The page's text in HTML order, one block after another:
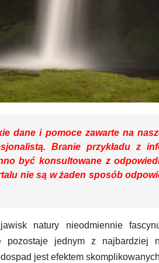
dane i pomoce zawarte na
Branie przykładu z
być konsultowane z
nie są w żaden sposób
natury nieodmiennie
pozostaje jednym z najbardziej
jest efektem